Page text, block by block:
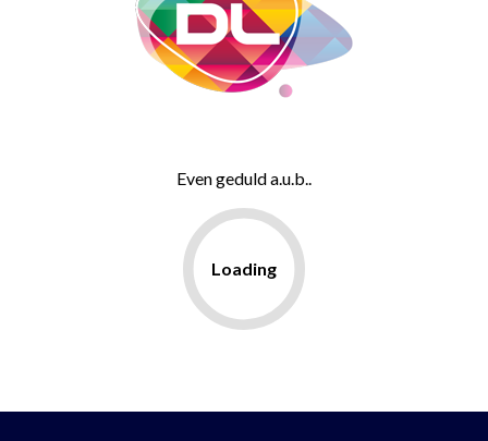
Even geduld a.u.b..